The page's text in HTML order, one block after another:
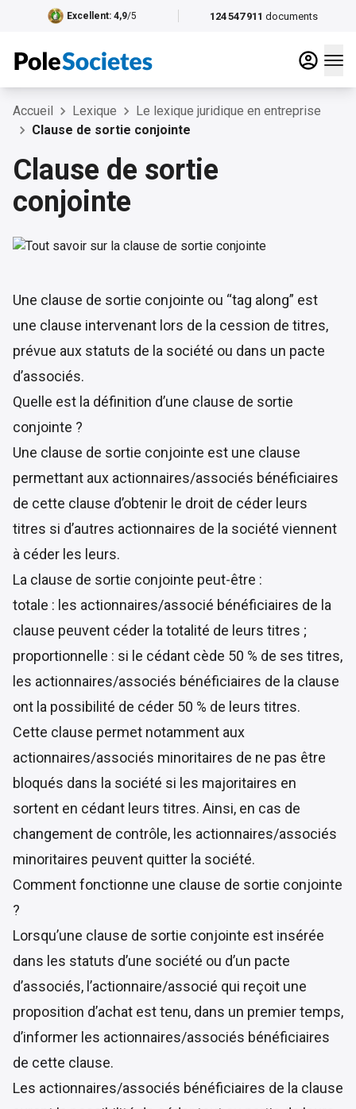
124 547 911 documents
Excellent: 4,9/5
Accueil Lexique
Le lexique juridique en entreprise
Clause de sortie conjointe
Clause de sortie
conjointe
Une clause de sortie conjointe ou “tag along” est
une clause intervenant lors de la cession de titres,
prévue aux statuts de la société ou dans un pacte
d’associés.
Quelle est la définition d’une clause de sortie
conjointe ?
Une clause de sortie conjointe est une clause
permettant aux actionnaires/associés bénéficiaires
de cette clause d’obtenir le droit de céder leurs
titres si d’autres actionnaires de la société viennent
à céder les leurs.
La clause de sortie conjointe peut-être :
totale : les actionnaires/associé bénéficiaires de la
clause peuvent céder la totalité de leurs titres ;
proportionnelle : si le cédant cède 50 % de ses titres,
les actionnaires/associés bénéficiaires de la clause
ont la possibilité de céder 50 % de leurs titres.
Cette clause permet notamment aux
actionnaires/associés minoritaires de ne pas être
bloqués dans la société si les majoritaires en
sortent en cédant leurs titres. Ainsi, en cas de
changement de contrôle, les actionnaires/associés
minoritaires peuvent quitter la société.
Comment fonctionne une clause de sortie conjointe
?
Lorsqu’une clause de sortie conjointe est insérée
dans les statuts d’une société ou d’un pacte
d’associés, l’actionnaire/associé qui reçoit une
proposition d’achat est tenu, dans un premier temps,
d’informer les actionnaires/associés bénéficiaires
de cette clause.
Les actionnaires/associés bénéficiaires de la clause